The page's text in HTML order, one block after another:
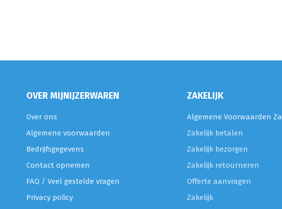
OVER MIJNIJZERWAREN
Over ons
Algemene voorwaarden
Bedrijfsgegevens
Contact opnemen
FAQ / Veel gestelde vragen
Privacy policy
ZAKELIJK
Algemene Voorwaarden
Zakelijk betalen
Zakelijk bezorgen
Zakelijk retourneren
Offerte aanvragen
Zakelijk